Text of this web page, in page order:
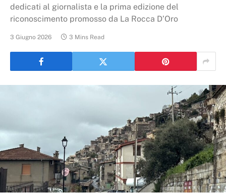
dedicati al giornalista e la prima edizione del
riconoscimento promosso da La Rocca D’Oro
3 Giugno 2026 3 Mins Read